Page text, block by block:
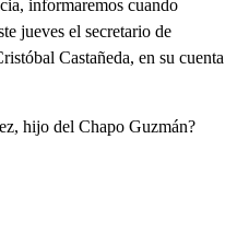
informaremos cuando
jueves el secretario de
Castañeda, en su cuenta
hijo del Chapo Guzmán?